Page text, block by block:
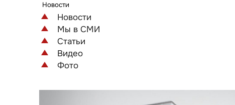
Новости
Новости
Мы в СМИ
Статьи
Видео
Фото